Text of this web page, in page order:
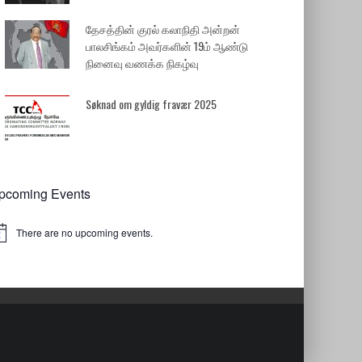
தேசத்தின் குரல் கலாநிதி அன்றன்
பாலசிங்கம் அவர்களின் 19ம் ஆண்டு
நினைவு வணக்க நிகழ்வு
Søknad om gyldig fravær 2025
Events
There are no upcoming events.